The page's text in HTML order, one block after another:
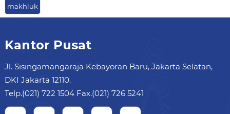
makhluk
Kantor Pusat
Jl. Sisingamangaraja Kebayoran Baru, Jakarta Selatan,
DKI Jakarta 12110.
Telp.(021) 722 1504 Fax.(021) 726 5241